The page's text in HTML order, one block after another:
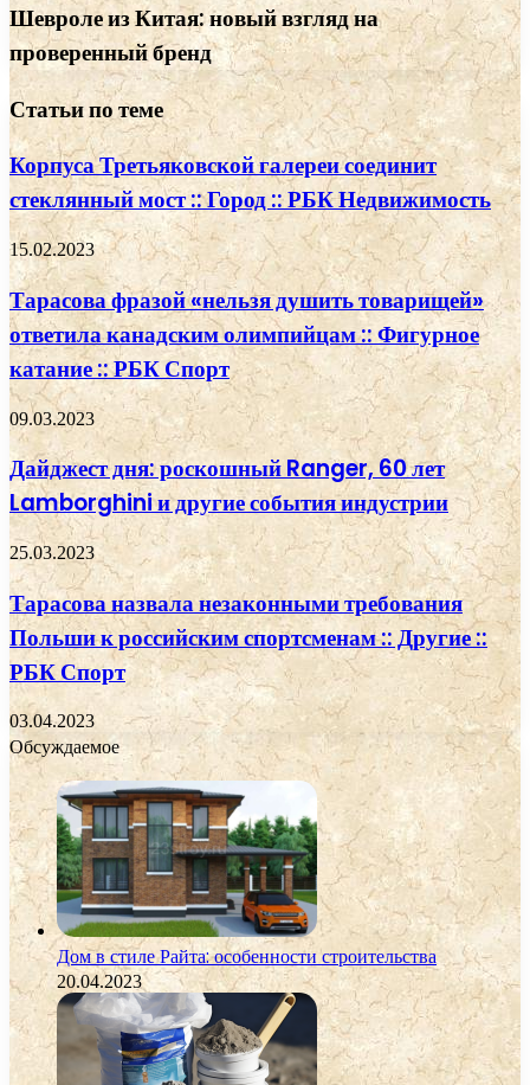
Шевроле из Китая: новый взгляд на
проверенный бренд
Статьи по теме
Корпуса Третьяковской галереи соединит
стеклянный мост :: Город :: РБК Недвижимость
15.02.2023
Тарасова фразой «нельзя душить товарищей»
ответила канадским олимпийцам :: Фигурное
катание :: РБК Спорт
09.03.2023
Дайджест дня: роскошный Ranger, 60 лет
Lamborghini и другие события индустрии
25.03.2023
Тарасова назвала незаконными требования
Польши к российским спортсменам :: Другие ::
РБК Спорт
03.04.2023
Обсуждаемое
Дом в стиле Райта: особенности строительства
20.04.2023